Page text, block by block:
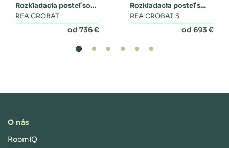
Rozkladacia posteľ so
zásuvkami
REA CROBAT
od 736 €
Rozkladacia posteľ s
dvoma zásuvkami a
REA CROBAT 3
od 693 €
O nás
RoomIQ